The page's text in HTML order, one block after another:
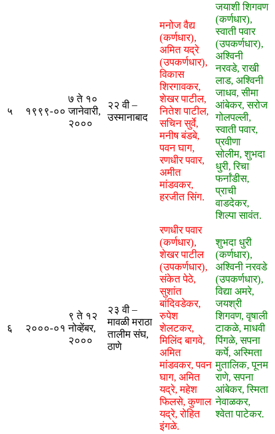
५ १९९९-००
७ ते १०
जानेवारी,
२०००
२२ वी –
उस्मानाबाद
मनोज वैद्य
(कर्णधार),
अमित यद्रे
(उपकर्णधार),
विकास
शिरगावकर,
शेखर पाटील,
नितेश पाटील,
सचिन सुर्वे,
मनीष बंडबे,
पवन घाग,
रणधीर पवार,
अमीत
मांडवकर,
हरजीत सिंग.
जयाशी शिगवण
(कर्णधार),
स्वाती पवार
(उपकर्णधार),
अश्विनी
नरवडे, राखी
लाड, अश्विनी
जाधव, सीमा
आंबेकर, सरोज
गोलपल्ली,
स्वाती पवार,
प्रवीणा
सोलीम, शुभदा
धुरी, रिचा
फर्नांडीस,
प्राची
वाडदेकर,
शिल्पा सावंत.
६ २०००-०१
९ ते १२
नोव्हेंबर,
२०००
२३ वी –
मावळी मराठा
तालीम संघ,
ठाणे
रणधीर पवार
(कर्णधार),
शेखर पाटील
(उपकर्णधार),
संकेत पेठे,
सुशांत
बांदिवडेकर,
रुपेश
शेलटकर,
मिलिंद बागवे,
अमित
मांडवकर, पवन
घाग, अमित
यद्रे, महेश
फिलसे, कुणाल
यद्रे, रोहित
इंगळे.
शुभदा धुरी
(कर्णधार),
अश्विनी नरवडे
(उपकर्णधार),
विद्या अमरे,
जयश्री
शिगवण, वृषाली
टाकळे, माधवी
पिंगळे, सपना
कर्पे, अस्मिता
मुतालिक, पूनम
राणे, सपना
आंबेकर, स्मिता
नेवाळकर,
श्वेता पाटेकर.